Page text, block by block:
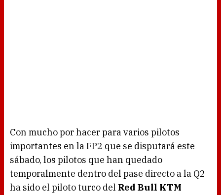
Con mucho por hacer para varios pilotos
importantes en la FP2 que se disputará este
sábado, los pilotos que han quedado
temporalmente dentro del pase directo a la Q2
ha sido el piloto turco del Red Bull KTM